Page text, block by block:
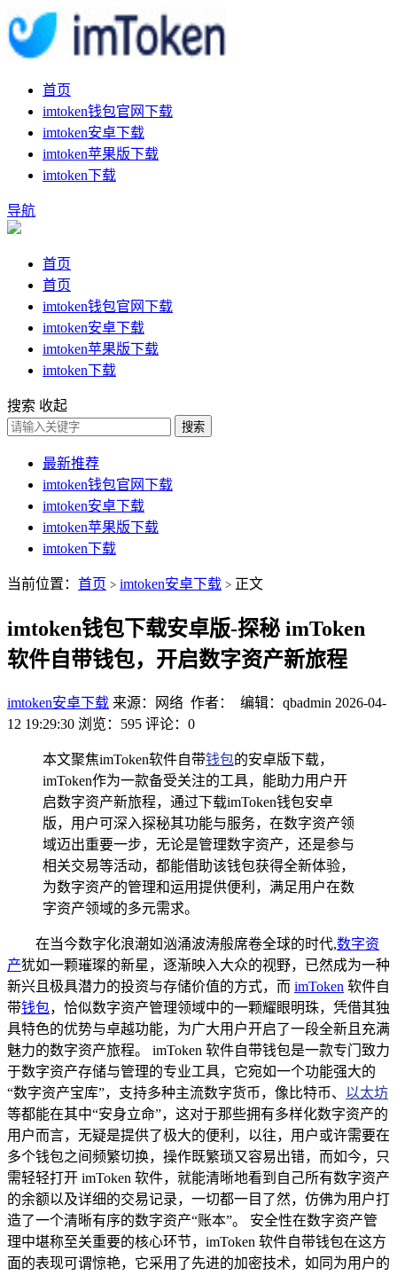
首页
imtoken钱包官网下载
imtoken安卓下载
imtoken苹果版下载
imtoken下载
导航
首页
首页
imtoken钱包官网下载
imtoken安卓下载
imtoken苹果版下载
imtoken下载
搜索 收起
搜索
最新推荐
imtoken钱包官网下载
imtoken安卓下载
imtoken苹果版下载
imtoken下载
当前位置： 首页 > imtoken安卓下载 > 正文
imtoken钱包下载安卓版-探秘 imToken
软件自带钱包，开启数字资产新旅程
imtoken安卓下载 来源：网络 作者： 编辑：qbadmin 2026-04-
12 19:29:30 浏览：595 评论：0
本文聚焦imToken软件自带钱包的安卓版下载，
imToken作为一款备受关注的工具，能助力用户开
启数字资产新旅程，通过下载imToken钱包安卓
版，用户可深入探秘其功能与服务，在数字资产领
域迈出重要一步，无论是管理数字资产，还是参与
相关交易等活动，都能借助该钱包获得全新体验，
为数字资产的管理和运用提供便利，满足用户在数
字资产领域的多元需求。
在当今数字化浪潮如汹涌波涛般席卷全球的时代,数字资
产犹如一颗璀璨的新星，逐渐映入大众的视野，已然成为一种
新兴且极具潜力的投资与存储价值的方式，而 imToken 软件自
带钱包，恰似数字资产管理领域中的一颗耀眼明珠，凭借其独
具特色的优势与卓越功能，为广大用户开启了一段全新且充满
魅力的数字资产旅程。 imToken 软件自带钱包是一款专门致力
于数字资产存储与管理的专业工具，它宛如一个功能强大的
“数字资产宝库”，支持多种主流数字货币，像比特币、 以太坊
等都能在其中“安身立命”，这对于那些拥有多样化数字资产的
用户而言，无疑是提供了极大的便利，以往，用户或许需要在
多个钱包之间频繁切换，操作既繁琐又容易出错，而如今，只
需轻轻打开 imToken 软件，就能清晰地看到自己所有数字资产
的余额以及详细的交易记录，一切都一目了然，仿佛为用户打
造了一个清晰有序的数字资产“账本”。 安全性在数字资产管
理中堪称至关重要的核心环节，imToken 软件自带钱包在这方
面的表现可谓惊艳，它采用了先进的加密技术，如同为用户的